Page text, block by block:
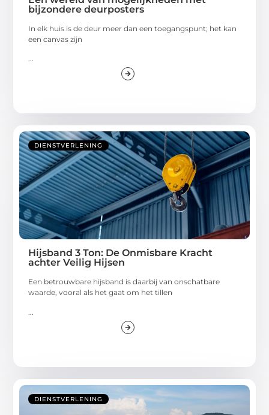
bijzondere deurposters
In elk huis is de deur meer dan een toegangspunt; het kan
een canvas zijn
...
DIENSTVERLENING
Hijsband 3 Ton: De Onmisbare Kracht
achter Veilig Hijsen
Een betrouwbare hijsband is daarbij van onschatbare
waarde, vooral als het gaat om het tillen
DIENSTVERLENING